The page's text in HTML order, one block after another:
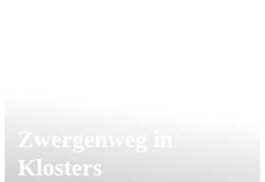
Zwergenweg in
Klosters